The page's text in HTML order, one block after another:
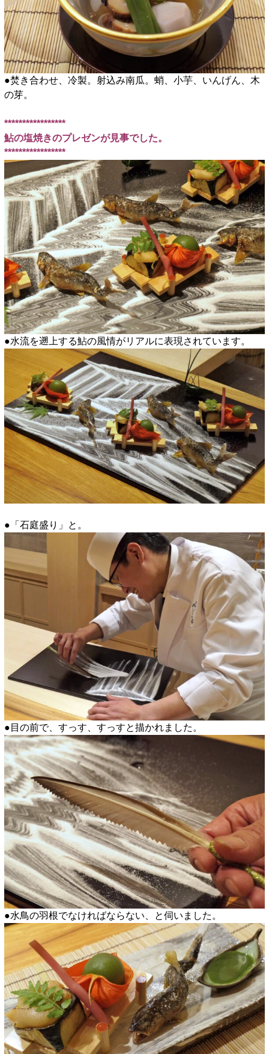
●焚き合わせ、冷製。射込み南瓜。蛸、小芋、いんげん、木
の芽。
*****************
鮎の塩焼きのプレゼンが見事でした。
*****************
●水流を遡上する鮎の風情がリアルに表現されています。
●「石庭盛り」と。
●目の前で、すっす、すっすと描かれました。
●水鳥の羽根でなければならない、と伺いました。